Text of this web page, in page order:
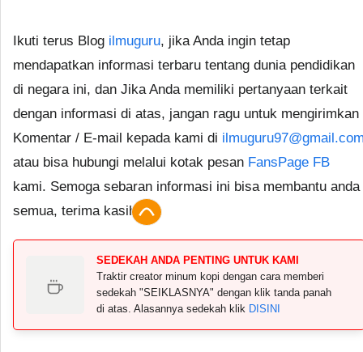
Ikuti terus Blog ilmuguru, jika Anda ingin tetap
mendapatkan informasi terbaru tentang dunia pendidikan
di negara ini, dan Jika Anda memiliki pertanyaan terkait
dengan informasi di atas, jangan ragu untuk mengirimkan
Komentar / E-mail kepada kami di
atau bisa hubungi melalui kotak pesan FansPage FB
kami. Semoga sebaran informasi ini bisa membantu anda
semua, terima kasih.
SEDEKAH ANDA PENTING UNTUK KAMI
Traktir creator minum kopi dengan cara memberi
sedekah "SEIKLASNYA" dengan klik tanda panah
di atas. Alasannya sedekah klik DISINI